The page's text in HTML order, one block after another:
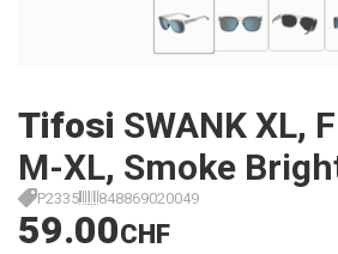
Tifosi SWANK XL,
M-XL, Smoke
P2335 848869020049
59.00CHF